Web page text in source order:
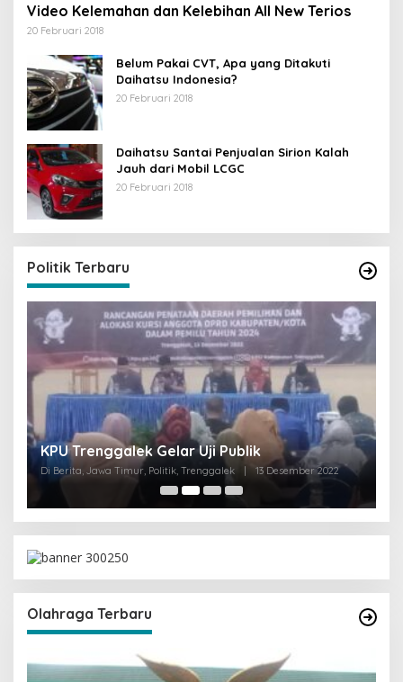
Video Kelemahan dan Kelebihan All New Terios
20 Februari 2018
Belum Pakai CVT, Apa yang Ditakuti
Daihatsu Indonesia?
20 Februari 2018
Daihatsu Santai Penjualan Sirion Kalah
Jauh dari Mobil LCGC
20 Februari 2018
Politik Terbaru
KPU Trenggalek Gelar Uji Publik
Di Berita, Jawa Timur, Politik, Trenggalek | 13 Desember 2022
Olahraga Terbaru